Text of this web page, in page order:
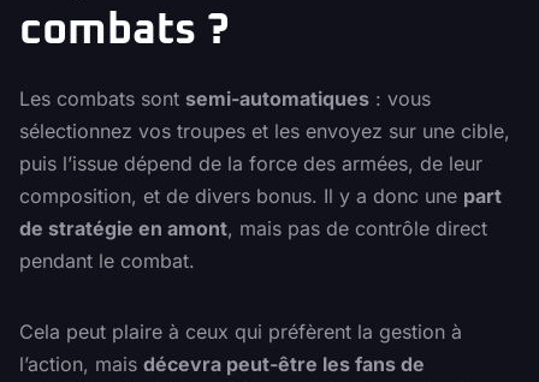
combats ?
Les combats sont semi-automatiques : vous
sélectionnez vos troupes et les envoyez sur une cible,
puis l’issue dépend de la force des armées, de leur
composition, et de divers bonus. Il y a donc une part
de stratégie en amont, mais pas de contrôle direct
pendant le combat.
Cela peut plaire à ceux qui préfèrent la gestion à
l’action, mais décevra peut-être les fans de